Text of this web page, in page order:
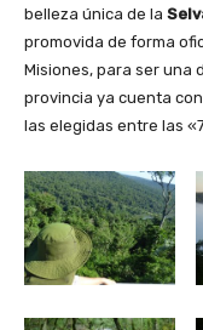
belleza única de la
promovida de forma
Misiones, para ser una
provincia ya cuenta
las elegidas entre las